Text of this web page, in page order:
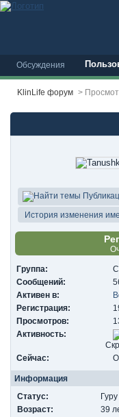
Обсуждения
KlinLife форум >
История изменения
Группа:
Сообщений:
Активен в:
Регистрация:
Просмотров:
Активность:
Сейчас:
Информация
Статус:
Возраст:
39